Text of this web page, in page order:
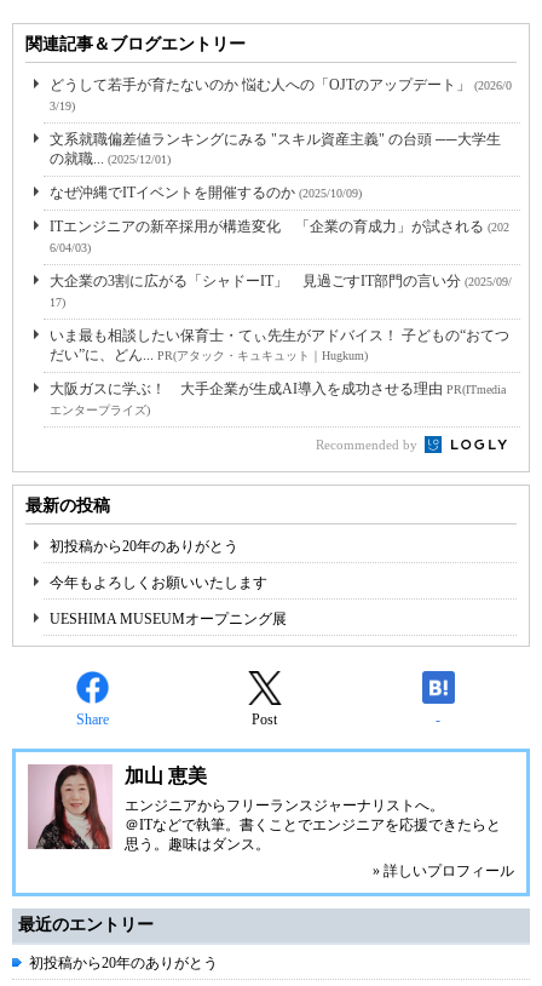
関連記事＆ブログエントリー
どうして若手が育たないのか 悩む人への「OJTのアップデート」
(2026/0
3/19)
文系就職偏差値ランキングにみる "スキル資産主義" の台頭 ──大学生
の就職... (2025/12/01)
なぜ沖縄でITイベントを開催するのか (2025/10/09)
ITエンジニアの新卒採用が構造変化 「企業の育成力」が試される (202
6/04/03)
大企業の3割に広がる「シャドーIT」 見過ごすIT部門の言い分 (2025/09/
17)
いま最も相談したい保育士・てぃ先生がアドバイス！ 子どもの“おてつ
だい”に、どん... PR(アタック・キュキュット｜Hugkum)
大阪ガスに学ぶ！ 大手企業が生成AI導入を成功させる理由 PR(ITmedia
エンタープライズ)
Recommended by
最新の投稿
初投稿から20年のありがとう
今年もよろしくお願いいたします
UESHIMA MUSEUMオープニング展
Share Post -
加山 恵美
エンジニアからフリーランスジャーナリストへ。
＠ITなどで執筆。書くことでエンジニアを応援できたらと
思う。趣味はダンス。
» 詳しいプロフィール
最近のエントリー
初投稿から20年のありがとう